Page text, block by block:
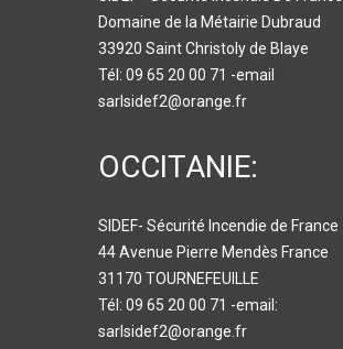
Domaine de la Métairie Dubraud
33920 Saint Christoly de Blaye
Tél: 09 65 20 00 71 -email
sarlsidef2@orange.fr
OCCITANIE:
SIDEF- Sécurité Incendie de France
44 Avenue Pierre Mendès France
31170 TOURNEFEUILLE
Tél: 09 65 20 00 71 -email:
sarlsidef2@orange.fr